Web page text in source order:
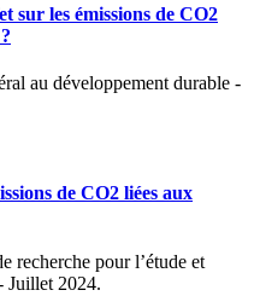
sur les émissions de CO2
au développement durable -
de CO2 liées aux
recherche pour l’étude et
Juillet 2024.